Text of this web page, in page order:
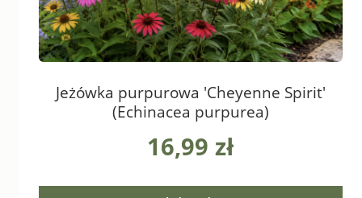
Jeżówka purpurowa 'Cheyenne Spirit'
(Echinacea purpurea)
16,99 zł